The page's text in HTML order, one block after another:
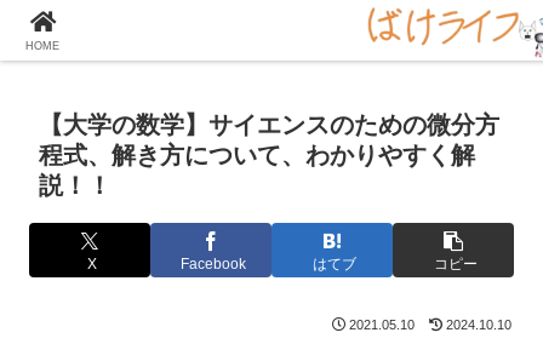
大学の化学をとことん楽しむサイト！
【大学の数学】サイエンスのための微分方
程式、解き方について、わかりやすく解
説！！
X Facebook はてブ コピー
2021.05.10 2024.10.10
HOME